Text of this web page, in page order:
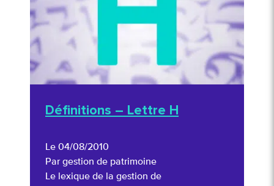
Définitions – Lettre H
Le 04/08/2010
Par gestion de patrimoine
Le lexique de la gestion de